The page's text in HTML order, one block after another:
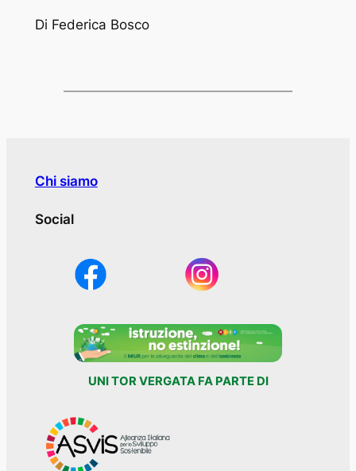
Di Federica Bosco
Chi siamo
Social
UNI TOR VERGATA FA PARTE DI